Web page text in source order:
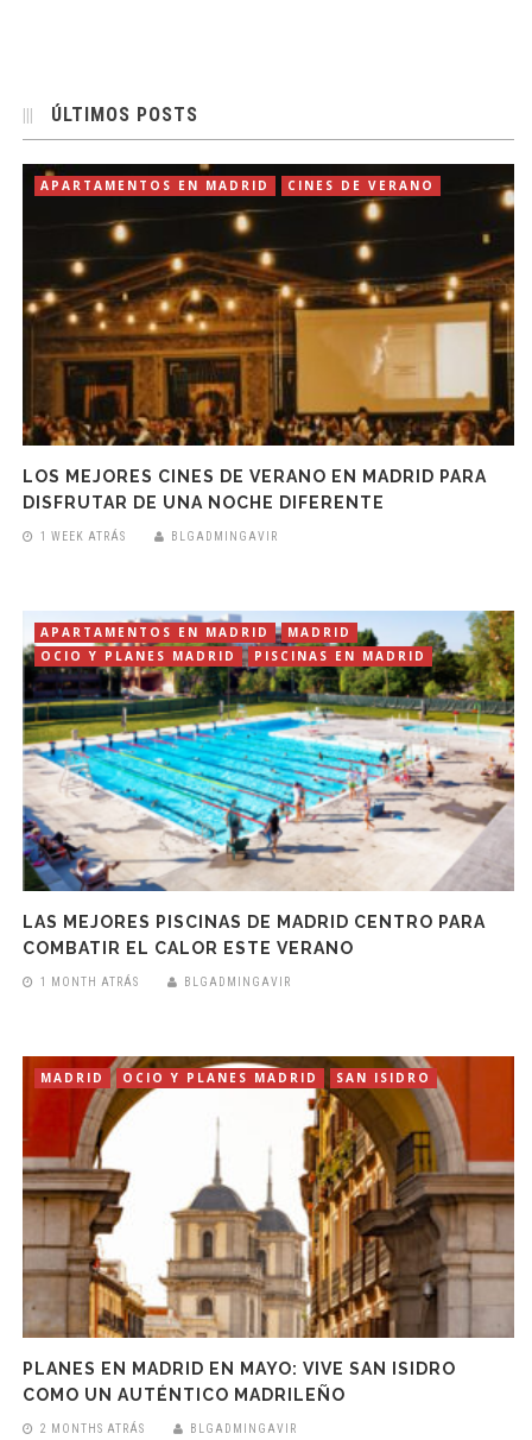
ÚLTIMOS POSTS
APARTAMENTOS EN MADRID CINES DE VERANO
LOS MEJORES CINES DE VERANO EN MADRID PARA
DISFRUTAR DE UNA NOCHE DIFERENTE
1 WEEK ATRÁS BLGADMINGAVIR
APARTAMENTOS EN MADRID
MADRID
OCIO Y PLANES MADRID
PISCINAS EN MADRID
LAS MEJORES PISCINAS DE MADRID CENTRO PARA
COMBATIR EL CALOR ESTE VERANO
1 MONTH ATRÁS BLGADMINGAVIR
MADRID OCIO Y PLANES MADRID SAN ISIDRO
PLANES EN MADRID EN MAYO: VIVE SAN ISIDRO
COMO UN AUTÉNTICO MADRILEÑO
2 MONTHS ATRÁS BLGADMINGAVIR